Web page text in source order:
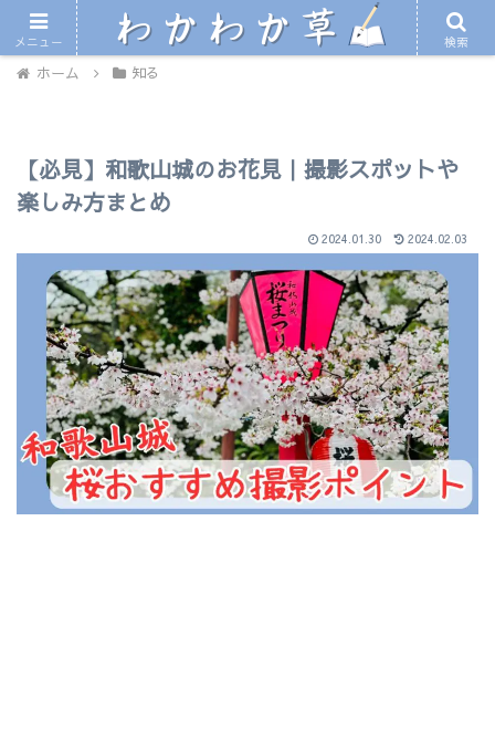
〜徒然なるままに和歌山の情報をお届け〜
ホーム 知る
【必見】和歌山城のお花見｜撮影スポットや
楽しみ方まとめ
2024.01.30 2024.02.03
メニュー 検索